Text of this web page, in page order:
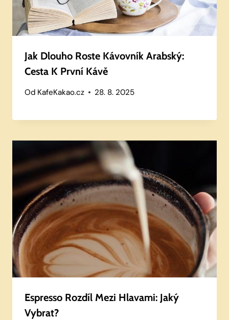
Jak Dlouho Roste Kávovník Arabský:
Cesta K První Kávě
Od KafeKakao.cz 28. 8. 2025
Espresso Rozdíl Mezi Hlavami: Jaký
Vybrat?